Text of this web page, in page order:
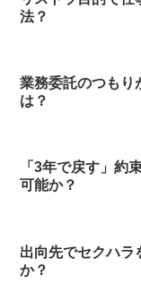
法？
業務委託のつもり
は？
「3年で戻す」約
可能か？
出向先でセクハラ
か？